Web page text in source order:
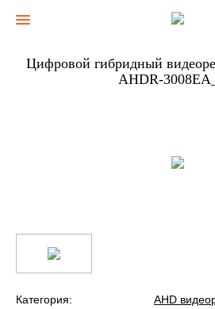
Цифровой гибридный
AHDR-
Категория:
AHD